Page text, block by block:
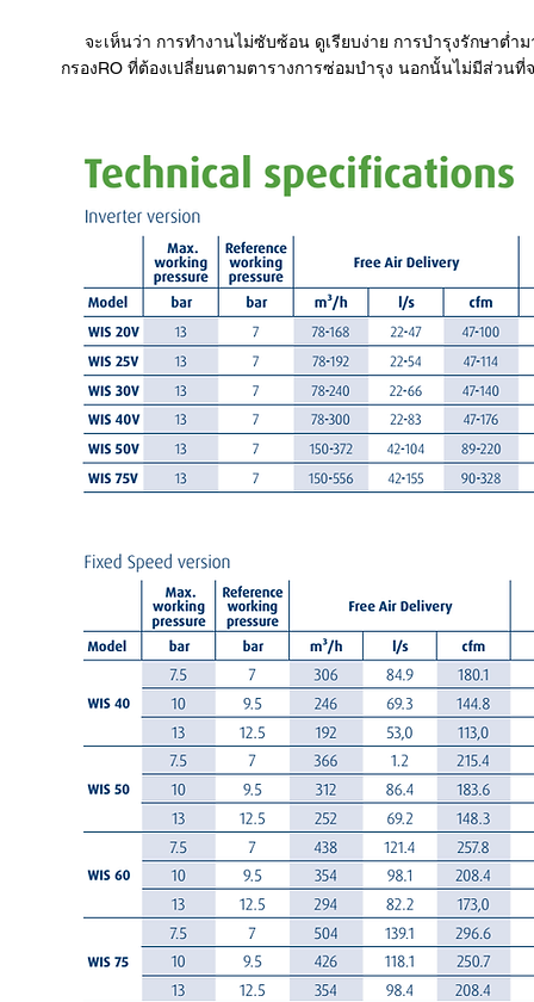
จะเห็นว่า การทำงานไม่ซับซ้อน ดูเรียบง่าย การบำรุงรักษาต่ำ
กรองRO ที่ต้องเปลี่ยนตามตารางการซ่อมบำรุง นอกนั้นไม่มีส่วน